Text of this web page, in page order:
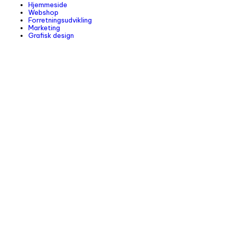
Hjemmeside
Webshop
Forretningsudvikling
Marketing
Grafisk design